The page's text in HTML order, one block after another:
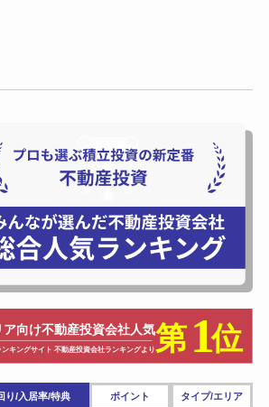
り/入居率/特典 ポイント タイプ/エリア